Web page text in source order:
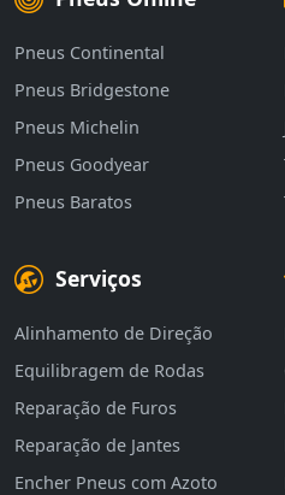
Pneus Continental
Pneus Bridgestone
Pneus Michelin
Pneus Goodyear
Pneus Baratos
Serviços
Alinhamento de Direção
Equilibragem de Rodas
Reparação de Furos
Reparação de Jantes
Encher Pneus com Azoto